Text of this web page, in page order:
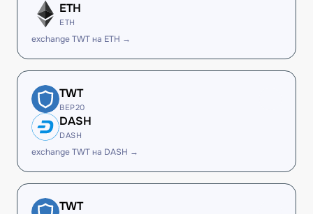
ETH
ETH
exchange TWT на ETH →
TWT
BEP20
DASH
DASH
exchange TWT на DASH →
TWT